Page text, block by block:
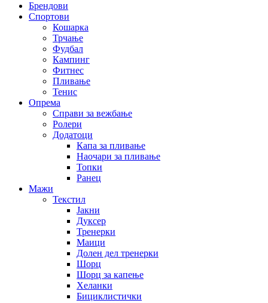
Брендови
Спортови
Кошарка
Трчање
Фудбал
Кампинг
Фитнес
Пливање
Тенис
Опрема
Справи за вежбање
Ролери
Додатоци
Капа за пливање
Наочари за пливање
Топки
Ранец
Мажи
Текстил
Јакни
Дуксер
Тренерки
Маици
Долен дел тренерки
Шорц
Шорц за капење
Хеланки
Бициклистички